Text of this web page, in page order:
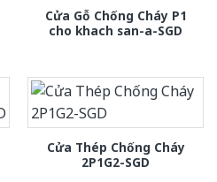
Cửa Gỗ Chống Cháy P1
cho khach san-a-SGD
Cửa Thép Chống Cháy
2P1G2-SGD